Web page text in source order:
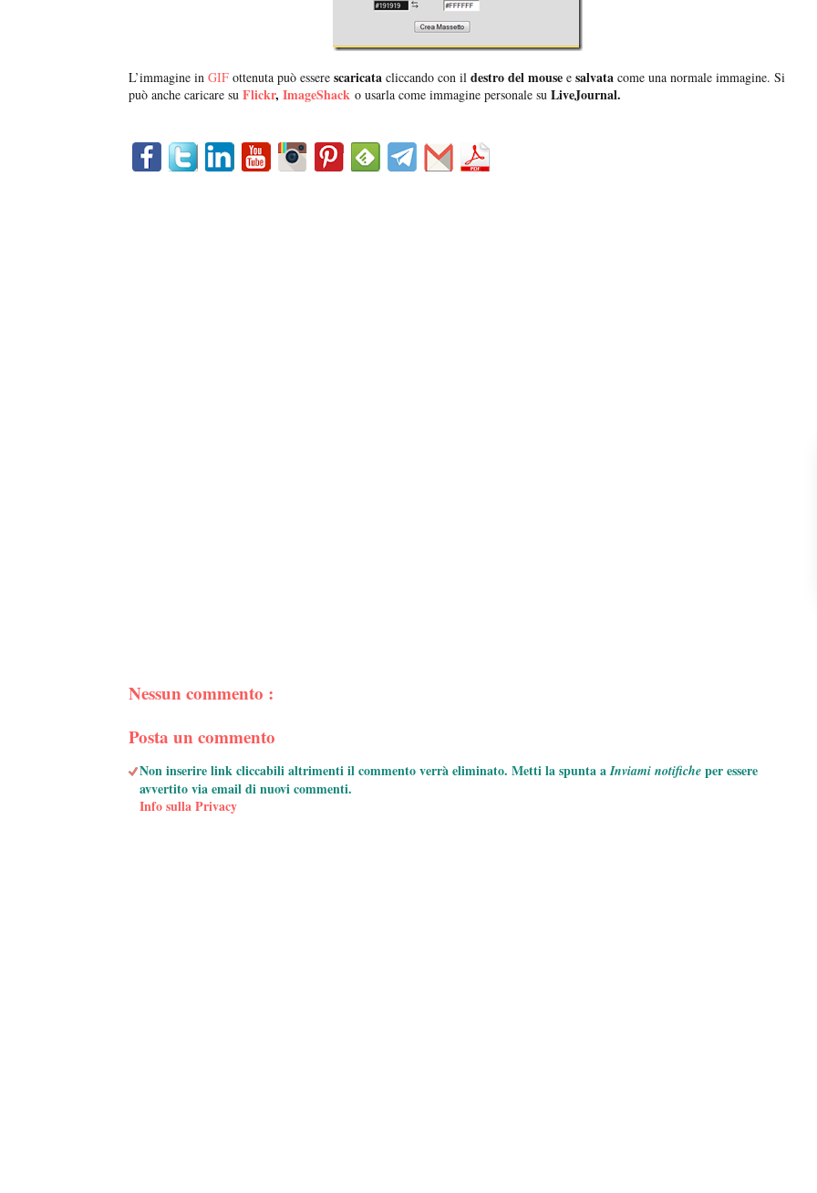
L’immagine in GIF ottenuta può essere scaricata cliccando con il destro del mouse e salvata come una normale immagine. Si
può anche caricare su Flickr, ImageShack o usarla come immagine personale su LiveJournal.
Nessun commento :
Posta un commento
Non inserire link cliccabili altrimenti il commento verrà eliminato. Metti la spunta aInviami notifiche per essere
avvertito via email di nuovi commenti.
Info sulla Privacy